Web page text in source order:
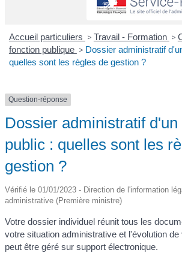
Accueil particuliers > Travail - Formation >
fonction publique > Dossier administratif
quelles sont les règles de gestion ?
Question-réponse
Dossier administratif d'un
public : quelles sont les
gestion ?
Vérifié le 01/01/2023 - Direction de l'information
administrative (Première ministre)
Votre dossier individuel réunit tous les
votre situation administrative et l'évolution
peut être géré sur support électronique.